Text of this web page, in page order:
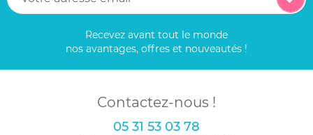
Recevez avant tout le monde
nos avantages, offres et nouveautés !
Contactez-nous !
05 31 53 03 78